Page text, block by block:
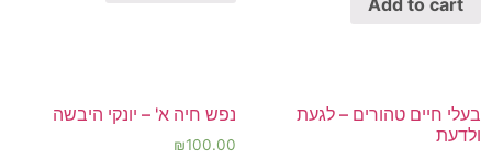
Add to cart
בעלי חיים טהורים – לגעת
ולדעת
נפש חיה א' – יונקי היבשה
₪100.00